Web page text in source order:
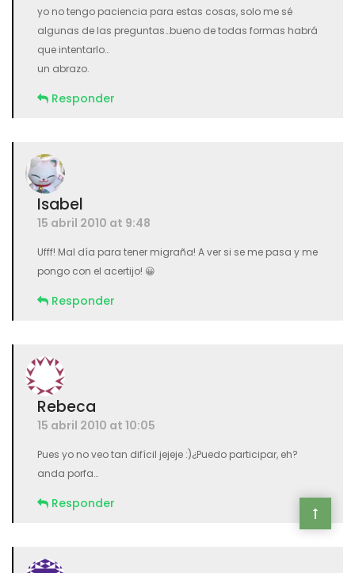
yo no tengo paciencia para estas cosas, solo me sé
algunas de las preguntas…bueno de todas formas habrá
que intentarlo…
un abrazo.
Responder
Isabel
15 abril 2010 at 9:48
Ufff! Mal día para tener migraña! A ver si se me pasa y me
pongo con el acertijo! 😀
Responder
Rebeca
15 abril 2010 at 10:05
Pues yo no veo tan difícil jejeje :)¿Puedo participar, eh?
anda porfa…
Responder